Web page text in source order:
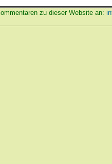
zu dieser Website an: